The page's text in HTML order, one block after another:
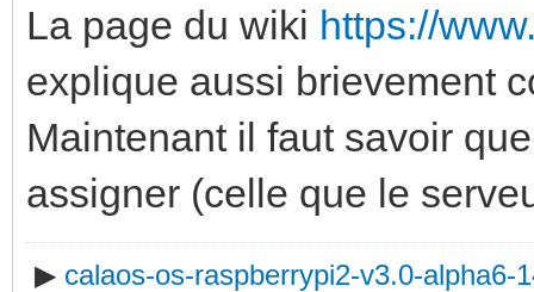
La page du wiki https://
explique aussi brievement
Maintenant il faut savoir
assigner (celle que le
▶ calaos-os-raspberrypi2-v3.0-alpha6-